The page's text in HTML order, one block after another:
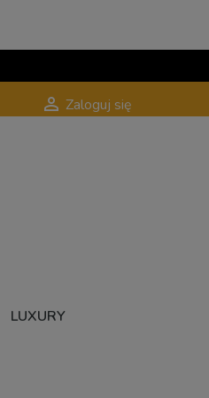
 Zaloguj się
LUXURY